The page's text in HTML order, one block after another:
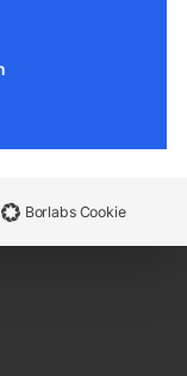
Borlabs Cookie